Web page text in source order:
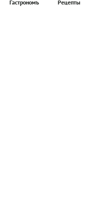
Гастрономъ Рецепты